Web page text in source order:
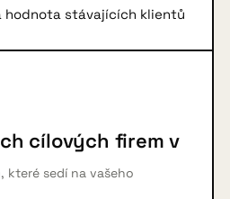
hodnota stávajících klientů
cílových firem v
které sedí na vašeho